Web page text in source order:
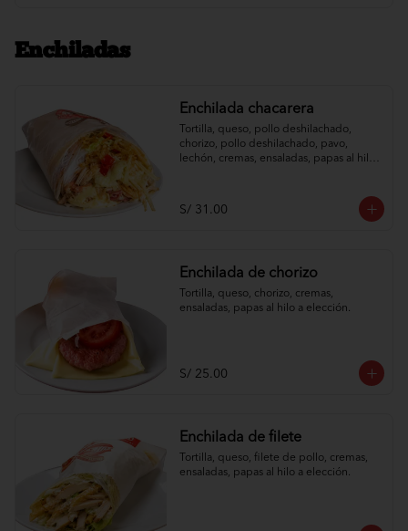
Enchiladas
Enchilada chacarera
Tortilla, queso, pollo deshilachado,
chorizo, pollo deshilachado, pavo,
lechón, cremas, ensaladas, papas al hilo
S/ 31.00
Enchilada de chorizo
Tortilla, queso, chorizo, cremas,
ensaladas, papas al hilo a elección.
S/ 25.00
Enchilada de filete
Tortilla, queso, filete de pollo, cremas,
ensaladas, papas al hilo a elección.